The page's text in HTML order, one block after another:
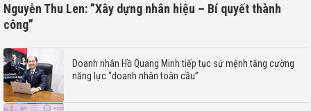
Nguyễn Thu Len: ”Xây dựng nhân hiệu – Bí quyết thành
công”
Doanh nhân Hồ Quang Minh tiếp tục sứ mệnh tăng cường
năng lực “doanh nhân toàn cầu”